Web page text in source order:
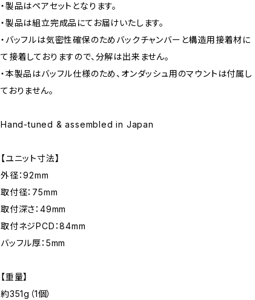
・製品はペアセットとなります。
・製品は組立完成品にてお届けいたします。
・バッフルは気密性確保のためバックチャンバーと構造用接着材に
て接着しておりますので、分解は出来ません。
・本製品はバッフル仕様のため、オンダッシュ用のマウントは付属し
ておりません。
Hand-tuned & assembled in Japan
【ユニット寸法】
外径：92mm
取付径：75mm
取付深さ：49mm
取付ネジPCD：84mm
バッフル厚：5mm
【重量】
約351g（1個）